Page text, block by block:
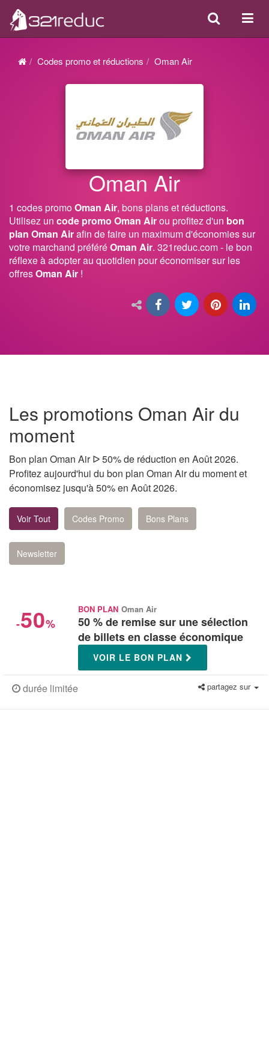
ou
Search
Codes promo et réductions Oman Air
Oman Air
1 codes promoOman Air, bons plans et réductions.
Utilisez un code promo Oman Airou profitez d'un bon
plan Oman Airafin de faire un maximum d'économies sur
votre marchand préféréOman Air. 321reduc.com - le bon
réflexe à adopter au quotidien pour économiser sur les
offresOman Air !
Les promotions Oman Air du
moment
Bon plan Oman Air ᐅ 50% de réduction en Août 2026.
Profitez aujourd'hui du bon plan Oman Air du moment et
économisez jusqu'à 50% en Août 2026.
Voir Tout Codes Promo Bons Plans
Newsletter
-50%
BON PLAN Oman Air
50 % de remise sur une sélection
de billets en classe économique
VOIR LE BON PLAN
durée limitée partagez sur